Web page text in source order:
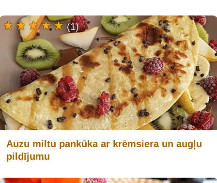
Auzu miltu pankūka ar krēmsiera un augļu
pildījumu
(1)